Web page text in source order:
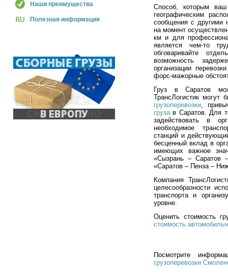
Наши преимущества
Полезная информация
Способ, которым
географическим
сообщения с другими
на момент
км и для
является чем-то
обговаривайте
возможность
организации
форс-мажорные
Груз в Саратов
ТрансЛогистик могут
грузоперевозки,
грузав Саратов. Для
задействовать в
необходимое
станций и
бесценный вклад в
имеющих важное
«Сызрань – Саратов
«Саратов – Пенза –
Компания
целесообразности
транспорта и
уровне.
Оценить стоимость
стоимость
Посмотрите
грузоперевозки